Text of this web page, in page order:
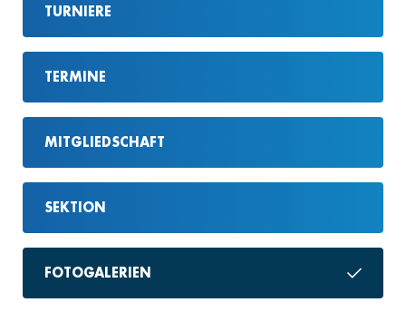
TURNIERE
TERMINE
MITGLIEDSCHAFT
SEKTION
FOTOGALERIEN